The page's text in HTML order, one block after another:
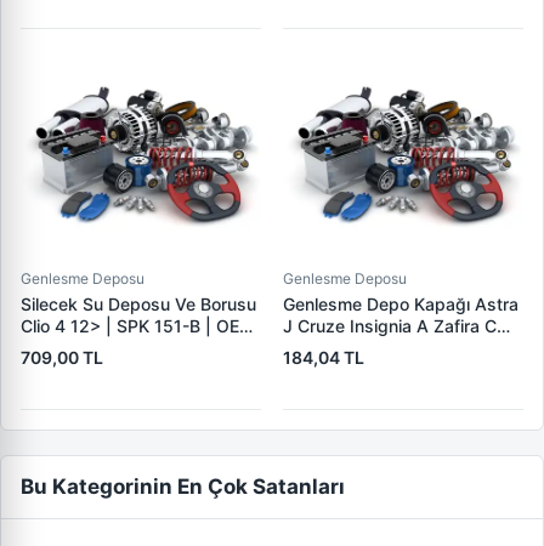
9817425180
Genlesme Deposu
Silecek Su Deposu Ve Borusu
Clio 4 12> | SPK 151-B | OEM
289104294R 289107623R
709,00 TL
Genlesme Deposu
Genlesme Depo Kapağı Astra
J Cruze Insignia A Zafira C
Mokka 08> | PLASTECH
P12502 | OEM 1305248
184,04 TL
Bu Kategorinin En Çok Satanları